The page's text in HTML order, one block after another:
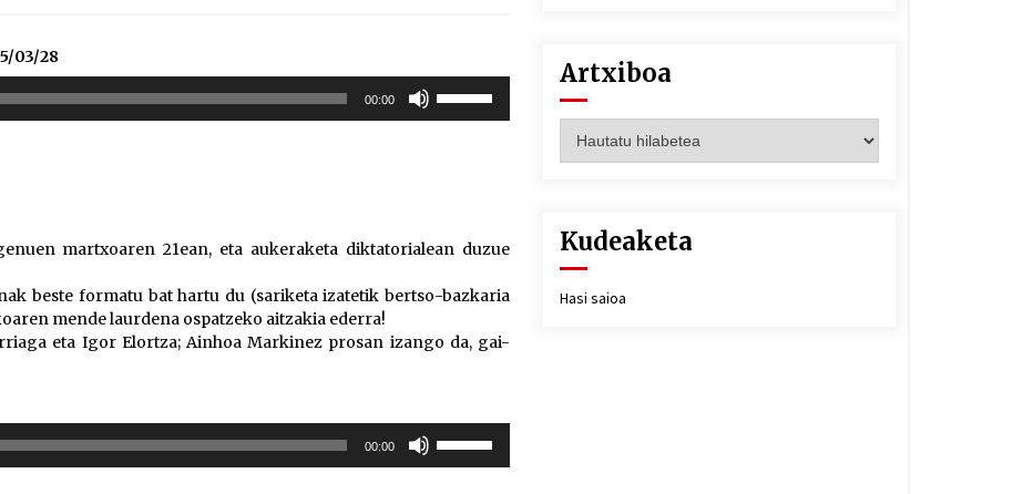
03/28
00:00
jaisteko.
martxoaren 21ean, eta aukeraketa diktatorialean duzue
beste formatu bat hartu du (sariketa izatetik bertso-bazkaria
mende laurdena ospatzeko aitzakia ederra!
eta Igor Elortza; Ainhoa Markinez prosan izango da, gai-
00:00
Artxiboa
Kudeaketa
Hasi saioa